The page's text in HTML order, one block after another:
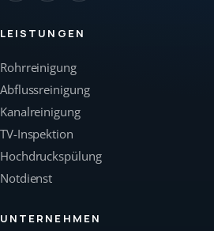
LEISTUNGEN
Rohrreinigung
Abflussreinigung
Kanalreinigung
TV-Inspektion
Hochdruckspülung
Notdienst
UNTERNEHMEN